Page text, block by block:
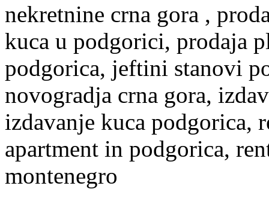
nekretnine crna gora ,
kuca u podgorici, prodaja
podgorica, jeftini stanovi
novogradja crna gora,
izdavanje kuca podgorica,
apartment in podgorica,
montenegro